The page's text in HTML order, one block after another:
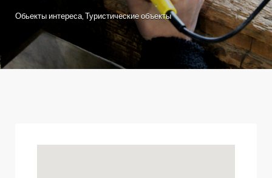
Обьекты интереса, Туристические объекты